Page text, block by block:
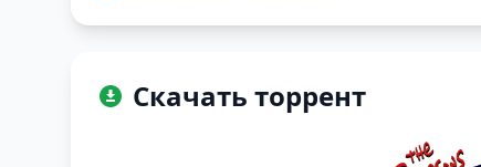
Скачать торрент